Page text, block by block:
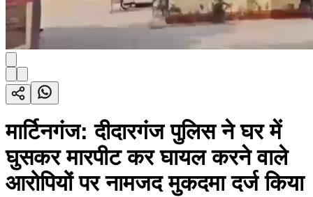
मार्टिनगंज: दीदारगंज पुलिस ने घर में
घुसकर मारपीट कर घायल करने वाले
आरोपियों पर नामजद मुकदमा दर्ज किया